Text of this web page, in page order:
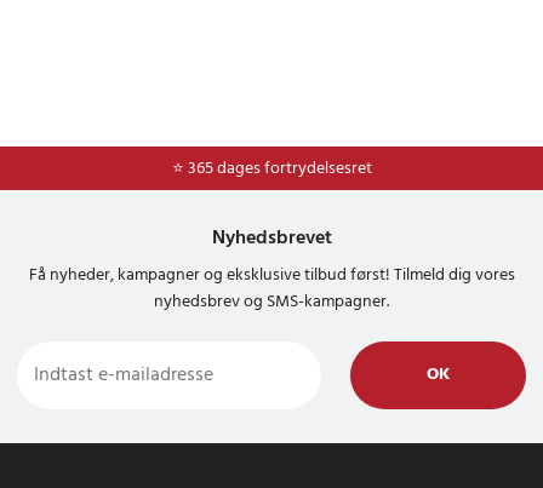
⭐ 365 dages fortrydelsesret
Nyhedsbrevet
Få nyheder, kampagner og eksklusive tilbud først! Tilmeld dig vores
nyhedsbrev og SMS-kampagner.
OK